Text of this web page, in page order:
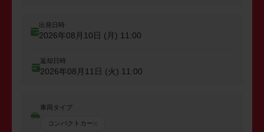
出発日時
2026年08月10日 (月) 11:00
返却日時
2026年08月11日 (火) 11:00
車両タイプ
コンパクトカー